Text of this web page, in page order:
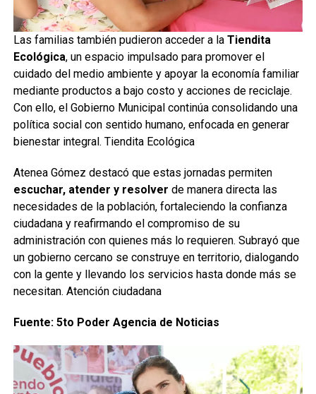
Las familias también pudieron acceder a la Tiendita
Ecológica, un espacio impulsado para promover el
cuidado del medio ambiente y apoyar la economía familiar
mediante productos a bajo costo y acciones de reciclaje.
Con ello, el Gobierno Municipal continúa consolidando una
política social con sentido humano, enfocada en generar
bienestar integral. Tiendita Ecológica
Atenea Gómez destacó que estas jornadas permiten
escuchar, atender y resolver de manera directa las
necesidades de la población, fortaleciendo la confianza
ciudadana y reafirmando el compromiso de su
administración con quienes más lo requieren. Subrayó que
un gobierno cercano se construye en territorio, dialogando
con la gente y llevando los servicios hasta donde más se
necesitan. Atención ciudadana
Fuente: 5to Poder Agencia de Noticias